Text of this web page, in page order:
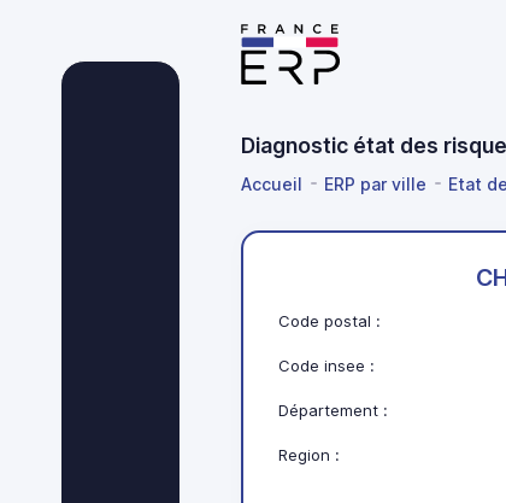
Diagnostic état des
Accueil ERP par ville Etat
Code postal :
Code insee :
Département :
Region :